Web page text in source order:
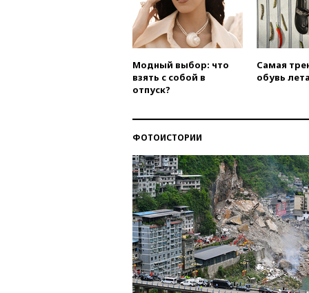
Модный выбор: что
взять с собой в
отпуск?
Самая
обувь
ФОТОИСТОРИИ